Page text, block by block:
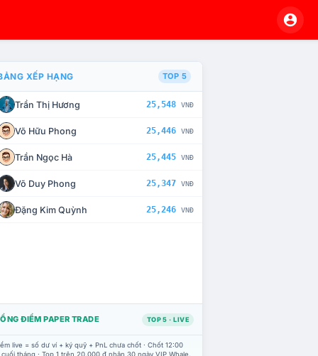
CHẾ TÀI XỬ LÝ VI PHẠM
XẾP HẠNG TOP 5
Trần Thị Hương 25,548 VNĐ
Võ Hữu Phong 25,446 VNĐ
Trần Ngọc Hà 25,445 VNĐ
Võ Duy Phong 25,347 VNĐ
Đặng Kim Quỳnh 25,246 VNĐ
ĐIỂM PAPER TRADE TOP 5 · LIVE
live = số dư ví + ký quỹ + PnL chưa chốt · Chốt 12:00
tháng · Top 1 trên 20.000 đ nhận 30 ngày VIP Whale.